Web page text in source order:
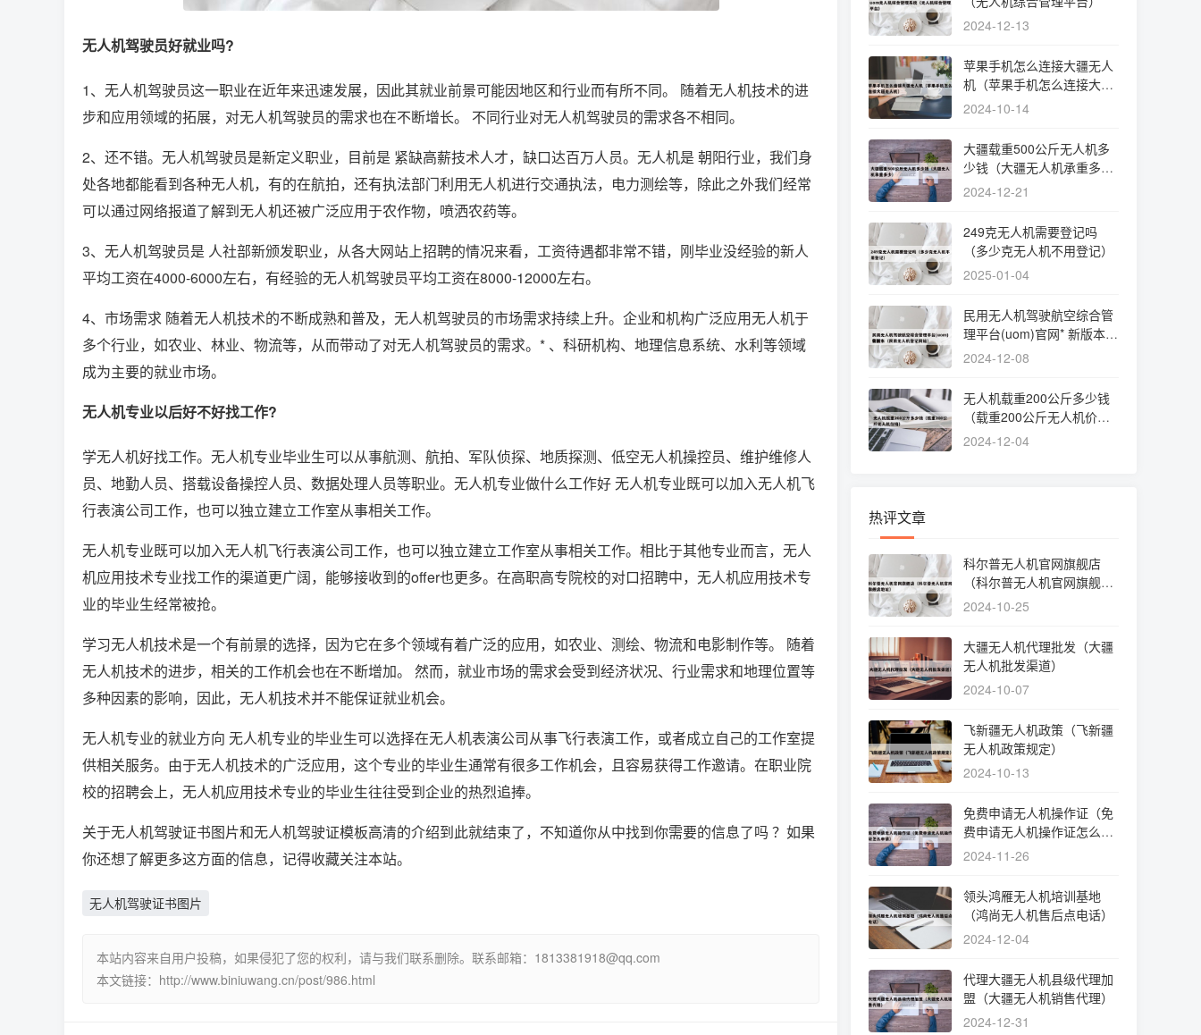
无人机驾驶员好就业吗?
1、无人机驾驶员这一职业在近年来迅速发展，因此其就业前景可能因地区和行业而有所不同。 随着无人机技术的进
步和应用领域的拓展，对无人机驾驶员的需求也在不断增长。 不同行业对无人机驾驶员的需求各不相同。
2、还不错。无人机驾驶员是新定义职业，目前是 紧缺高薪技术人才，缺口达百万人员。无人机是 朝阳行业，我们身
处各地都能看到各种无人机，有的在航拍，还有执法部门利用无人机进行交通执法，电力测绘等，除此之外我们经常
可以通过网络报道了解到无人机还被广泛应用于农作物，喷洒农药等。
3、无人机驾驶员是 人社部新颁发职业，从各大网站上招聘的情况来看，工资待遇都非常不错，刚毕业没经验的新人
平均工资在4000-6000左右，有经验的无人机驾驶员平均工资在8000-12000左右。
4、市场需求 随着无人机技术的不断成熟和普及，无人机驾驶员的市场需求持续上升。企业和机构广泛应用无人机于
多个行业，如农业、林业、物流等，从而带动了对无人机驾驶员的需求。* 、科研机构、地理信息系统、水利等领域
成为主要的就业市场。
无人机专业以后好不好找工作?
学无人机好找工作。无人机专业毕业生可以从事航测、航拍、军队侦探、地质探测、低空无人机操控员、维护维修人
员、地勤人员、搭载设备操控人员、数据处理人员等职业。无人机专业做什么工作好 无人机专业既可以加入无人机飞
行表演公司工作，也可以独立建立工作室从事相关工作。
无人机专业既可以加入无人机飞行表演公司工作，也可以独立建立工作室从事相关工作。相比于其他专业而言，无人
机应用技术专业找工作的渠道更广阔，能够接收到的offer也更多。在高职高专院校的对口招聘中，无人机应用技术专
业的毕业生经常被抢。
学习无人机技术是一个有前景的选择，因为它在多个领域有着广泛的应用，如农业、测绘、物流和电影制作等。 随着
无人机技术的进步，相关的工作机会也在不断增加。 然而，就业市场的需求会受到经济状况、行业需求和地理位置等
多种因素的影响，因此，无人机技术并不能保证就业机会。
无人机专业的就业方向 无人机专业的毕业生可以选择在无人机表演公司从事飞行表演工作，或者成立自己的工作室提
供相关服务。由于无人机技术的广泛应用，这个专业的毕业生通常有很多工作机会，且容易获得工作邀请。在职业院
校的招聘会上，无人机应用技术专业的毕业生往往受到企业的热烈追捧。
关于无人机驾驶证书图片和无人机驾驶证模板高清的介绍到此就结束了，不知道你从中找到你需要的信息了吗 ？如果
你还想了解更多这方面的信息，记得收藏关注本站。
无人机驾驶证书图片
本站内容来自用户投稿，如果侵犯了您的权利，请与我们联系删除。联系邮箱：1813381918@qq.com
本文链接：http://www.biniuwang.cn/post/986.html
2024-12-13
苹果手机怎么连接大疆无人
机（苹果手机怎么连接大疆
无人机）
2024-10-14
大疆载重500公斤无人机多
少钱（大疆无人机承重多
少）
2024-12-21
249克无人机需要登记吗
（多少克无人机不用登记）
2025-01-04
民用无人机驾驶航空综合管
理平台(uom)官网* 新版本
（民用无人机登记网站）
2024-12-08
无人机载重200公斤多少钱
（载重200公斤无人机价
格）
2024-12-04
热评文章
科尔普无人机官网旗舰店
（科尔普无人机官网旗舰店
地址）
2024-10-25
大疆无人机代理批发（大疆
无人机批发渠道）
2024-10-07
飞新疆无人机政策（飞新疆
无人机政策规定）
2024-10-13
免费申请无人机操作证（免
费申请无人机操作证怎么申
请）
2024-11-26
领头鸿雁无人机培训基地
（鸿尚无人机售后点电话）
2024-12-04
代理大疆无人机县级代理加
盟（大疆无人机销售代理）
2024-12-31